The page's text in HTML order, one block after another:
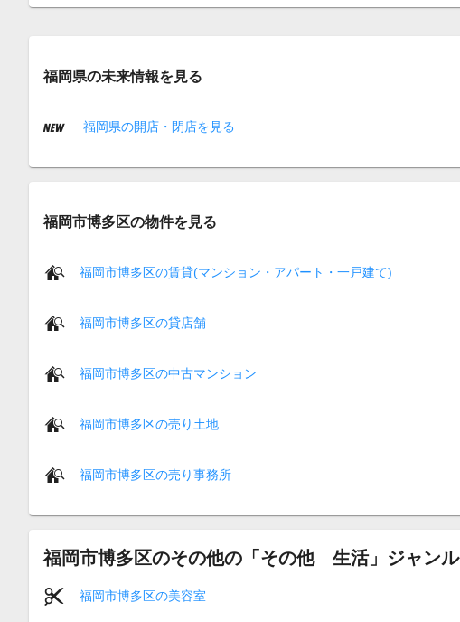
福岡県の未来情報を見る
福岡県の開店・閉店を見る
福岡市博多区の物件を見る
福岡市博多区の賃貸(マンション・アパート・一戸建て)
福岡市博多区の貸店舗
福岡市博多区の中古マンション
福岡市博多区の売り土地
福岡市博多区の売り事務所
福岡市博多区のその他の「その他 生活」ジャンル
福岡市博多区の美容室